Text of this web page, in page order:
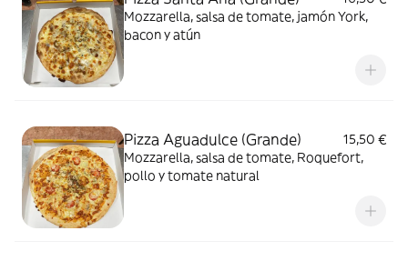
Mozzarella, salsa de tomate, jamón York,
bacon y atún
Pizza Aguadulce (Grande)
15,50 €
Mozzarella, salsa de tomate, Roquefort,
pollo y tomate natural